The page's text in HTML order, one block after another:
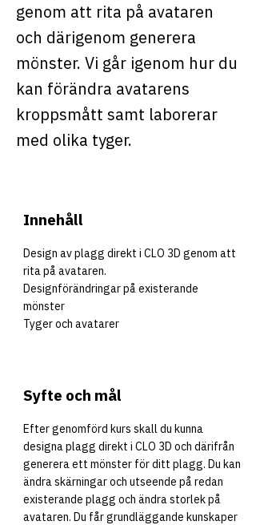
genom att rita på avataren
och därigenom generera
mönster. Vi går igenom hur du
kan förändra avatarens
kroppsmått samt laborerar
med olika tyger.
Innehåll
Design av plagg direkt i CLO 3D genom att
rita på avataren.
Designförändringar på existerande
mönster
Tyger och avatarer
Syfte och mål
Efter genomförd kurs skall du kunna
designa plagg direkt i CLO 3D och därifrån
generera ett mönster för ditt plagg. Du kan
ändra skärningar och utseende på redan
existerande plagg och ändra storlek på
avataren. Du får grundläggande kunskaper